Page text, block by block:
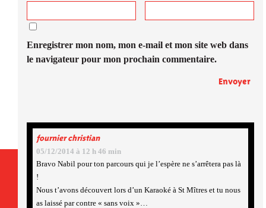
Enregistrer mon nom, mon e-mail et mon site web dans
le navigateur pour mon prochain commentaire.
fournier christian
05/12/2014 à 12 h 46 min
Bravo Nabil pour ton parcours qui je l’espère ne s’arrêtera pas là
!
Nous t’avons découvert lors d’un Karaoké à St Mîtres et tu nous
as laissé par contre « sans voix »…